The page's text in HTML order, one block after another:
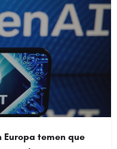
Europa temen que